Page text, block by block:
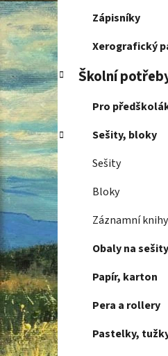
Zápisníky
Xerografický
Školní
Pro
Sešity, bloky
Sešity
Bloky
Záznamní knihy
Obaly na sešity
Papír, karton
Pera a rollery
Pastelky,